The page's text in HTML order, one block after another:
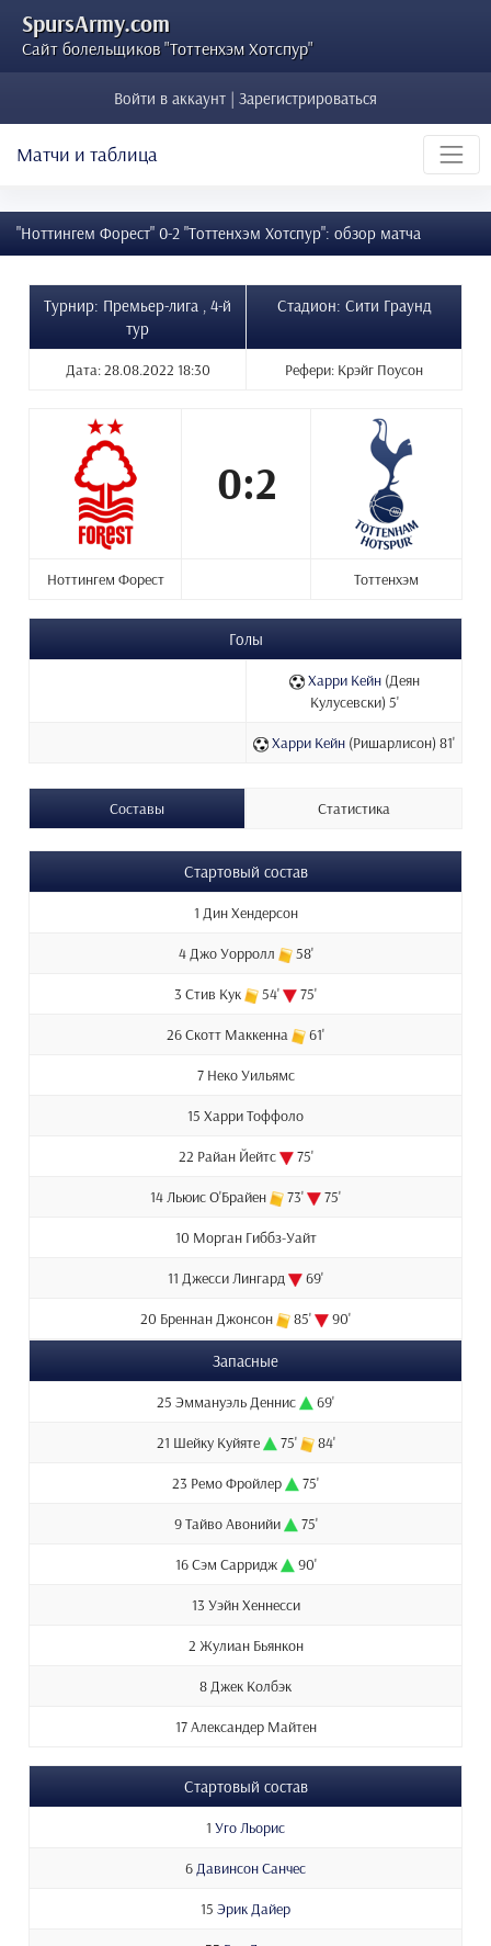
SpursArmy.com
Сайт болельщиков "Тоттенхэм Хотспур"
Войти в аккаунт | Зарегистрироваться
Матчи и таблица
"Ноттингем Форест" 0-2 "Тоттенхэм Хотспур": обзор матча
Турнир: Премьер-лига , 4-й
тур
Стадион: Сити Граунд
Дата: 28.08.2022 18:30 Рефери: Крэйг Поусон
0:2
Ноттингем Форест Тоттенхэм
Голы
Харри Кейн(Деян
Кулусевски) 5'
Харри Кейн (Ришарлисон) 81'
Составы Статистика
Стартовый состав
1 Дин Хендерсон
4 Джо Уорролл 58'
3 Стив Кук 54' 75'
26 Скотт Маккенна 61'
7 Неко Уильямс
15 Харри Тоффоло
22 Райан Йейтс 75'
14 Льюис О'Брайен 73' 75'
10 Морган Гиббз-Уайт
11 Джесси Лингард 69'
20 Бреннан Джонсон 85' 90'
Запасные
25 Эммануэль Деннис 69'
21 Шейку Куйяте 75' 84'
23 Ремо Фройлер 75'
9 Тайво Авонийи 75'
16 Сэм Сарридж 90'
13 Уэйн Хеннесси
2 Жулиан Бьянкон
8 Джек Колбэк
17 Александер Майтен
Стартовый состав
1 Уго Льорис
6Давинсон Санчес
15 Эрик Дайер